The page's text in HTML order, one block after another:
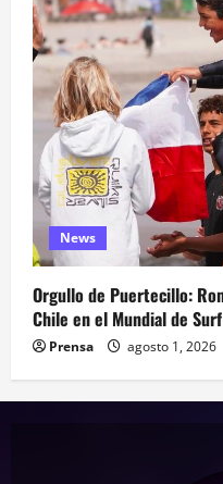
News
Orgullo de Puertecillo:
Chile en el Mundial de
Prensa agosto 1, 2026